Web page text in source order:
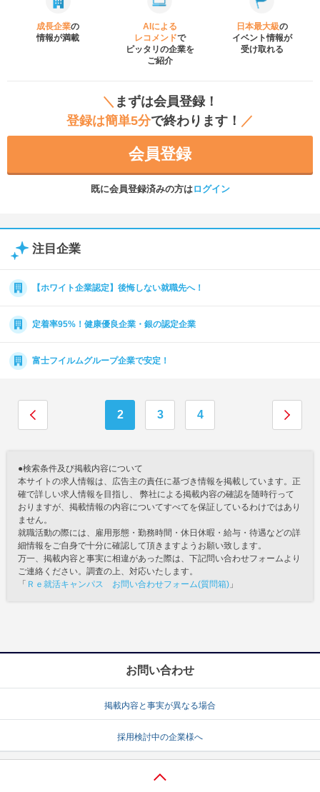
成長企業の
情報が満載
AIによる
レコメンドで
ピッタリの企業を
ご紹介
日本最大級の
イベント情報が
受け取れる
＼ まずは会員登録！
登録は簡単5分で終わります！ ／
会員登録
既に会員登録済みの方はログイン
注目企業
【ホワイト企業認定】後悔しない就職先へ！
定着率95%！健康優良企業・銀の認定企業
富士フイルムグループ企業で安定！
2 3 4
●検索条件及び掲載内容について
本サイトの求人情報は、広告主の責任に基づき情報を掲載しています。正
確で詳しい求人情報を目指し、 弊社による掲載内容の確認を随時行って
おりますが、掲載情報の内容についてすべてを保証しているわけではあり
ません。
就職活動の際には、雇用形態・勤務時間・休日休暇・給与・待遇などの詳
細情報をご自身で十分に確認して頂きますようお願い致します。
万一、掲載内容と事実に相違があった際は、下記問い合わせフォームより
ご連絡ください。調査の上、対応いたします。
「 Ｒｅ就活キャンパス お問い合わせフォーム(質問箱) 」
お問い合わせ
掲載内容と事実が異なる場合
採用検討中の企業様へ